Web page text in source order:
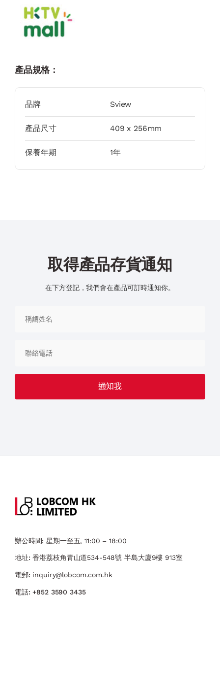
產品規格：
品牌 Sview
產品尺寸 409 x 256mm
保養年期 1年
取得產品存貨通知
在下方登記，我們會在產品可訂時通知你。
辦公時間: 星期一至五, 11:00 – 18:00
地址: 香港荔枝角青山道534-548號 ​半島大廈9樓 913室
電郵: inquiry@lobcom.com.hk
電話:+852 3590 3435